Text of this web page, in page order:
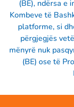
(BE), ndërsa e
Kombeve të
platforme, si
përgjegjës
mënyrë nuk
(BE) ose të